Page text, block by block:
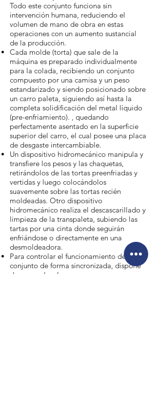
Todo este conjunto funciona sin
intervención humana, reduciendo el
volumen de mano de obra en estas
operaciones con un aumento sustancial
de la producción.
Cada molde (torta) que sale de la
máquina es preparado individualmente
para la colada, recibiendo un conjunto
compuesto por una camisa y un peso
estandarizado y siendo posicionado sobre
un carro paleta, siguiendo así hasta la
completa solidificación del metal líquido
(pre-enfriamiento). , quedando
perfectamente asentado en la superficie
superior del carro, el cual posee una placa
de desgaste intercambiable.
Un dispositivo hidromecánico manipula y
transfiere los pesos y las chaquetas,
retirándolos de las tortas preenfriadas y
vertidas y luego colocándolos
suavemente sobre las tortas recién
moldeadas. Otro dispositivo
hidromecánico realiza el descascarillado y
limpieza de la transpaleta, subiendo las
tartas por una cinta donde seguirán
enfriándose o directamente en una
desmoldeadora.
Para controlar el funcionamiento del
conjunto de forma sincronizada, dispone
de un cuadro de